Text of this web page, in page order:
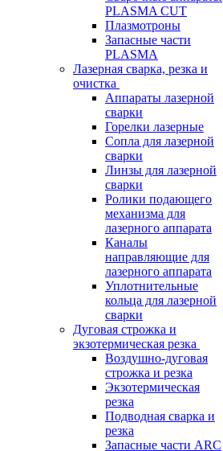
PLASMA CUT
Плазмотроны
Запасные части
PLASMA
Лазерная сварка, резка и
очистка
Аппараты лазерной
сварки
Горелки лазерные
Сопла для лазерной
сварки
Линзы для лазерной
сварки
Ролики подающего
механизма для
лазерного аппарата
Каналы
направляющие для
лазерного аппарата
Уплотнительные
кольца для лазерной
сварки
Дуговая строжка и
экзотермическая резка
Воздушно-дуговая
строжка и резка
Экзотермическая
резка
Подводная сварка и
резка
Запасные части ARC